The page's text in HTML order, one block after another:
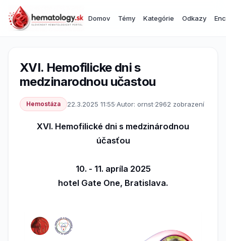
Domov Témy Kategórie Odkazy
XVI. Hemofilicke dni s
medzinarodnou učastou
Hemostáza 22.3.2025 11:55·Autor: ornst·2962 zobrazení
XVI. Hemofilické dni s medzinárodnou
účasťou
10. - 11. apríla 2025
hotel Gate One, Bratislava.